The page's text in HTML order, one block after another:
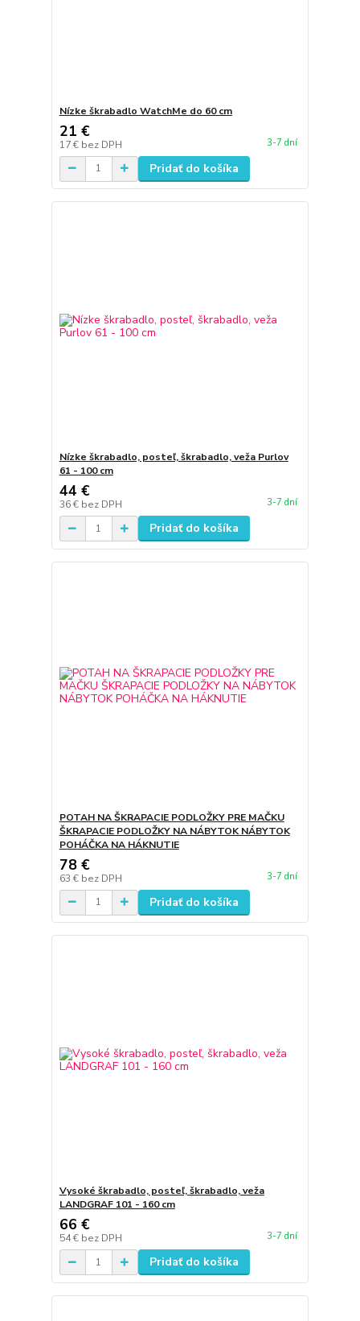
Nízke škrabadlo WatchMe do 60 cm
21 €
17 € bez DPH 3-7 dní
Pridať do košíka
Nízke škrabadlo, posteľ, škrabadlo, veža Purlov
61 - 100 cm
44 €
36 € bez DPH 3-7 dní
Pridať do košíka
POTAH NA ŠKRAPACIE PODLOŽKY PRE MAČKU
ŠKRAPACIE PODLOŽKY NA NÁBYTOK NÁBYTOK
POHÁČKA NA HÁKNUTIE
78 €
63 € bez DPH 3-7 dní
Pridať do košíka
Vysoké škrabadlo, posteľ, škrabadlo, veža
LANDGRAF 101 - 160 cm
66 €
54 € bez DPH 3-7 dní
Pridať do košíka